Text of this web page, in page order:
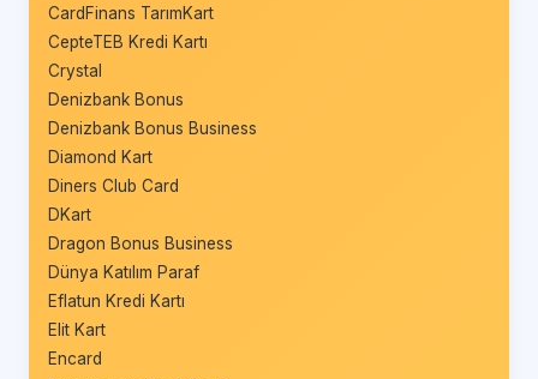
CardFinans TarımKart
CepteTEB Kredi Kartı
Crystal
Denizbank Bonus
Denizbank Bonus Business
Diamond Kart
Diners Club Card
DKart
Dragon Bonus Business
Dünya Katılım Paraf
Eflatun Kredi Kartı
Elit Kart
Encard